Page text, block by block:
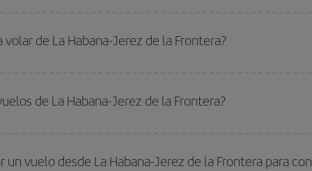
de La Habana-Jerez de la Frontera?
mostraremos los vuelos más baratos, no solo para tu consulta, sino
busca en las diferentes opciones de vuelo que te ofrecemos cada día:
de La Habana-Jerez de la Frontera?
Además, sobre todo si estás pensando en una escapada de fin de
vuelo desde La Habana-Jerez de la Frontera para